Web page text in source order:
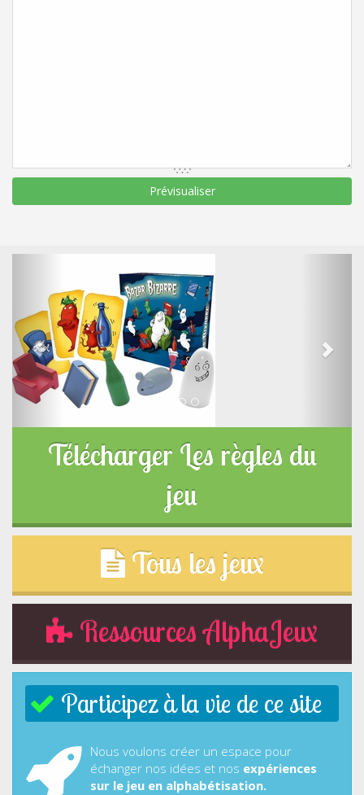
Télécharger Les règles du
jeu
Tous les jeux
Ressources AlphaJeux
Participez à la vie de ce site
Nous voulons créer un espace pour
échanger nos idées et nos expériences
sur le jeu en alphabétisation.